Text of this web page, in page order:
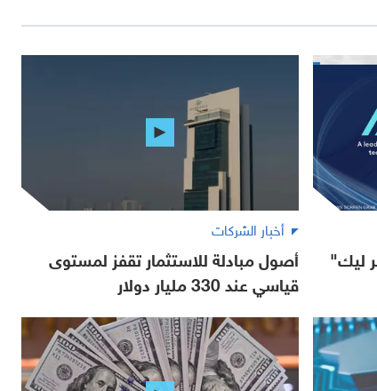
ليك"
أخبار الشركات
أصول مبادلة للاستثمار تقفز لمستوى
قياسي عند 330 مليار دولار